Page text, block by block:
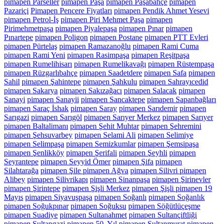
pimapen Parseller pimapen Paşa pimapen Paşabahçe pimapen
Pazariçi Pimapen Pencere Fiyatları pimapen Pendik Ahmet Yesevi
pimapen Petrol-İş pimapen Piri Mehmet Paşa pimapen
Pirimehmetpaşa pimapen Piyalepaşa pimapen Pınar pimapen
Pınartepe pimapen Poligon pimapen Postane pimapen PTT Evleri
pimapen Pürtelaş pimapen Ramazanoğlu pimapen Rami Cuma
pimapen Rami Yeni pimapen Rasimpaşa pimapen Reşitpaşa
pimapen Rumelihisarı pimapen Rumelikavağı pimapen Rüstempaşa
pimapen Rüzgarlıbahçe pimapen Saadetdere pimapen Safa pimapen
Sahil pimapen Şahintepe pimapen Şahkulu pimapen Sahrayıcedid
pimapen Sakarya pimapen Sakızağacı pimapen Salacak pimapen
Sanayi pimapen Sanayii pimapen Sancaktepe pimapen Sapanbağları
pimapen Saraç İshak pimapen Saray pimapen Sarıdemir pimapen
Sarıgazi pimapen Sarıgöl pimapen Sarıyer Merkez pimapen Sarıyer
pimapen Baltalimanı pimapen Şehit Muhtar pimapen Şehremini
pimapen Şehsuvarbey pimapen Selami Ali pimapen Selimiye
pimapen Selimpaşa pimapen Semizkumlar pimapen Şemsipaşa
pimapen Şenlikköy pimapen Şerifali pimapen Şeyhli pimapen
Seyrantepe pimapen Seyyid Ömer pimapen Şifa pimapen
Silahtarağa pimapen Şile pimapen Ağva pimapen Silivri pimapen
Alibey pimapen Silivrikapı pimapen Sinanpaşa pimapen Şirinevler
pimapen Şirintepe pimapen Şişli Merkez pimapen Şişli pimapen 19
Mayıs pimapen Siyavuşpaşa pimapen Soğanlı pimapen Soğanlık
pimapen Soğukpınar pimapen Soğuksu pimapen Söğütlüçeşme
pimapen Suadiye pimapen Sultanahmet pimapen Sultançiftliği